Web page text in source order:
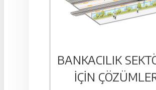
BANKACILIK
IÇIN